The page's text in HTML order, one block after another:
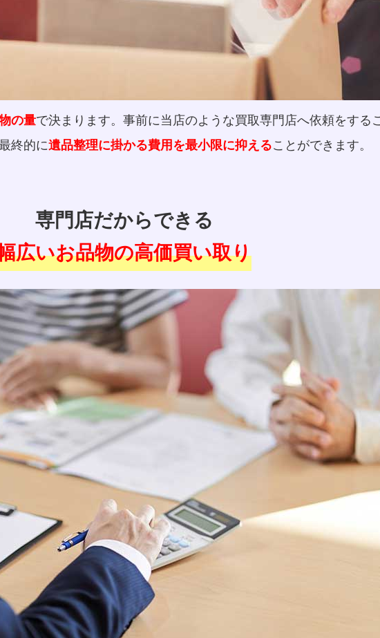
の量で決まります。事前に当店のような買取専門店へ依頼をする
終的に遺品整理に掛かる費用を最小限に抑えることができます。
専門店だからできる
広いお品物の高価買い取り